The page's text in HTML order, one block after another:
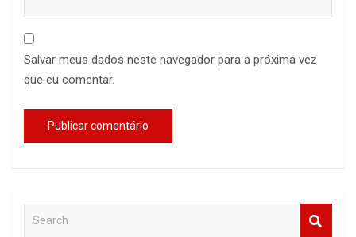
Salvar meus dados neste navegador para a próxima vez
que eu comentar.